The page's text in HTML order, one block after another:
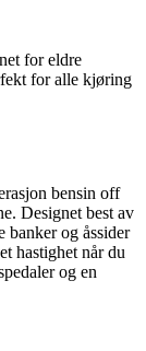
for eldre
for alle kjøring
bensin off
Designet best av
banker og åssider
hastighet når du
og en